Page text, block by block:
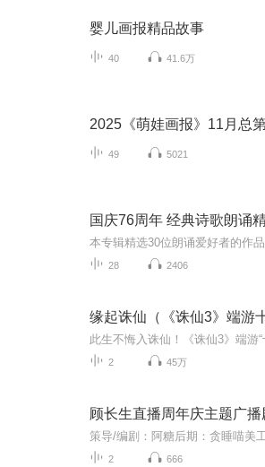
婴儿画报精品故事
40 41.6万
2025《萌娃画报》11月总
49 5021
国庆76周年 经典诗歌朗诵
28 2406
缘起诛仙（《诛仙3》端游
2 45万
顾长生直播周年庆主题广播
2 666